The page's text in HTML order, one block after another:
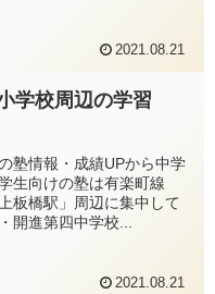
2021.08.21
学校周辺の学習
塾情報・成績UPから中学
生向けの塾は有楽町線
板橋駅」周辺に集中して
開進第四中学校...
2021.08.21